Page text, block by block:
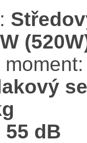
55 dB